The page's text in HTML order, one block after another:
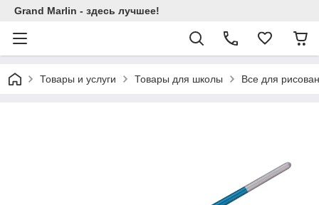
Grand Marlin - здесь лучшее!
Товары и услуги Товары для школы Все для